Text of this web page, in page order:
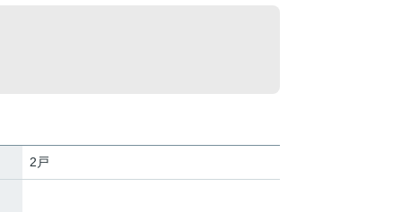
2戸